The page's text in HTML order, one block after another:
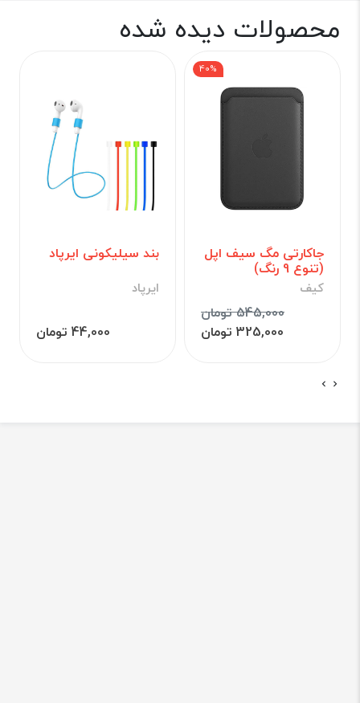
محصولات دیده شده
جاکارتی مگ سیف اپل
(تنوع 9 رنگ)
کیف
545,000 تومان
40%
325,000 تومان
بند سیلیکونی ایرپاد
ایرپاد
44,000 تومان